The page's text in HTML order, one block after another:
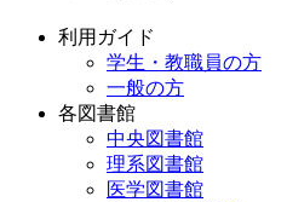
利用ガイド
学生・教職員の方
一般の方
各図書館
中央図書館
理系図書館
医学図書館